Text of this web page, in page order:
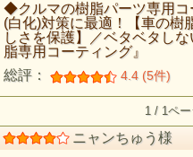
◆クルマの樹脂パーツ専用
(白化)対策に最適！【車の樹
しさを保護】／ベタベタし
脂専用コーティング』
総評：
4.4 (5件)
1 / 1ペー
ニャンちゅう様